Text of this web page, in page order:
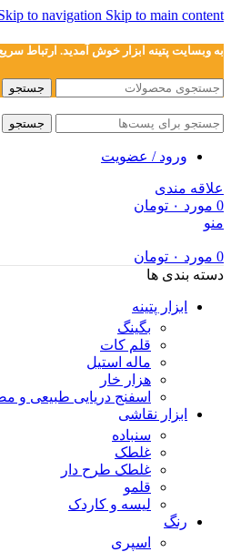
to navigation Skip to main content
به وبسایت پتینه ابزار خوش آمدید. ارتباط سریع با
جستجو
جستجو
ورود / عضویت
علاقه مندی
0 مورد ۰ تومان
منو
0 مورد ۰ تومان
دسته بندی ها
ابزار پتینه
بگینگ
قلم کات
ماله استیل
هزار خار
اسفنج دریایی طبیعی و
ابزار نقاشی
سنباده
غلطک
غلطک طرح دار
قلمو
لیسه و کاردک
رنگ
اسپری